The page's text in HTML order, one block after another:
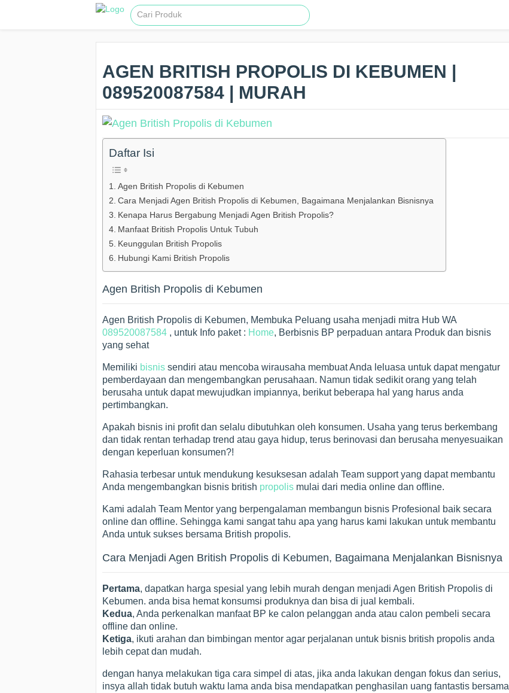
AGEN BRITISH PROPOLIS DI KEBUMEN |
089520087584 | MURAH
Daftar Isi
Agen British Propolis di Kebumen
Cara Menjadi Agen British Propolis di Kebumen, Bagaimana Menjalankan Bisnisnya
Kenapa Harus Bergabung Menjadi Agen British Propolis?
Manfaat British Propolis Untuk Tubuh
Keunggulan British Propolis
Hubungi Kami British Propolis
Agen British Propolis di Kebumen
Agen British Propolis di Kebumen, Membuka Peluang usaha menjadi mitra Hub WA
089520087584 , untuk Info paket : Home, Berbisnis BP perpaduan antara Produk dan bisnis
yang sehat
Memiliki bisnis sendiri atau mencoba wirausaha membuat Anda leluasa untuk dapat mengatur
pemberdayaan dan mengembangkan perusahaan. Namun tidak sedikit orang yang telah
berusaha untuk dapat mewujudkan impiannya, berikut beberapa hal yang harus anda
pertimbangkan.
Apakah bisnis ini profit dan selalu dibutuhkan oleh konsumen. Usaha yang terus berkembang
dan tidak rentan terhadap trend atau gaya hidup, terus berinovasi dan berusaha menyesuaikan
dengan keperluan konsumen?!
Rahasia terbesar untuk mendukung kesuksesan adalah Team support yang dapat membantu
Anda mengembangkan bisnis british propolis mulai dari media online dan offline.
Kami adalah Team Mentor yang berpengalaman membangun bisnis Profesional baik secara
online dan offline. Sehingga kami sangat tahu apa yang harus kami lakukan untuk membantu
Anda untuk sukses bersama British propolis.
Cara Menjadi Agen British Propolis di Kebumen, Bagaimana Menjalankan Bisnisnya
Pertama, dapatkan harga spesial yang lebih murah dengan menjadi Agen British Propolis di
Kebumen. anda bisa hemat konsumsi produknya dan bisa di jual kembali.
Kedua, Anda perkenalkan manfaat BP ke calon pelanggan anda atau calon pembeli secara
offline dan online.
Ketiga, ikuti arahan dan bimbingan mentor agar perjalanan untuk bisnis british propolis anda
lebih cepat dan mudah.
dengan hanya melakukan tiga cara simpel di atas, jika anda lakukan dengan fokus dan serius,
insya allah tidak butuh waktu lama anda bisa mendapatkan penghasilan uang fantastis bersama